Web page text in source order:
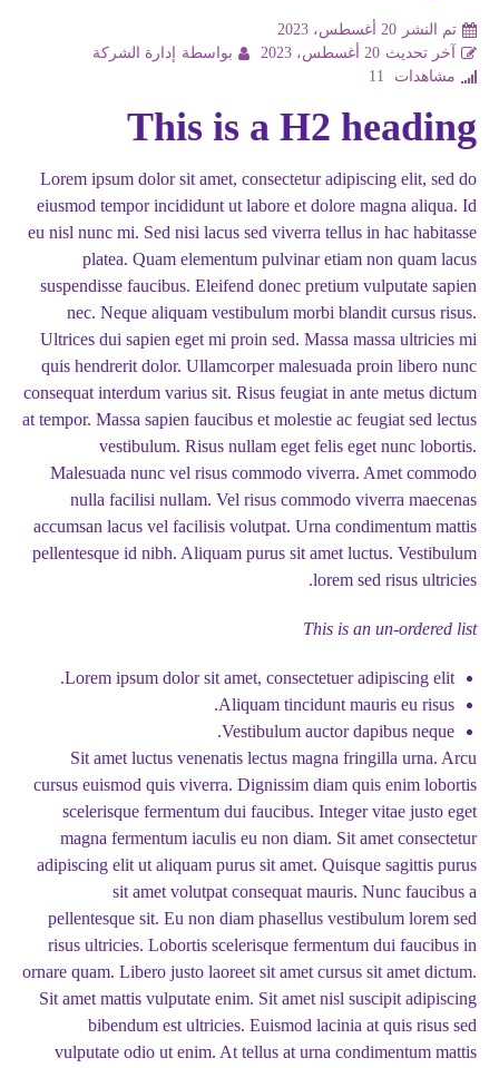
تم النشر 20 أغسطس، 2023
آخر تحديث 20 أغسطس، 2023 بواسطة
إدارة الشركة
مشاهدات
11
This is a H2 heading
Lorem ipsum dolor sit amet, consectetur adipiscing elit, sed do
eiusmod tempor incididunt ut labore et dolore magna aliqua. Id
eu nisl nunc mi. Sed nisi lacus sed viverra tellus in hac habitasse
platea. Quam elementum pulvinar etiam non quam lacus
suspendisse faucibus. Eleifend donec pretium vulputate sapien
nec. Neque aliquam vestibulum morbi blandit cursus risus.
Ultrices dui sapien eget mi proin sed. Massa massa ultricies mi
quis hendrerit dolor. Ullamcorper malesuada proin libero nunc
consequat interdum varius sit. Risus feugiat in ante metus dictum
at tempor. Massa sapien faucibus et molestie ac feugiat sed lectus
vestibulum. Risus nullam eget felis eget nunc lobortis.
Malesuada nunc vel risus commodo viverra. Amet commodo
nulla facilisi nullam. Vel risus commodo viverra maecenas
accumsan lacus vel facilisis volutpat. Urna condimentum mattis
pellentesque id nibh. Aliquam purus sit amet luctus. Vestibulum
lorem sed risus ultricies.
This is an un-ordered list
Lorem ipsum dolor sit amet, consectetuer adipiscing elit.
Aliquam tincidunt mauris eu risus.
Vestibulum auctor dapibus neque.
Sit amet luctus venenatis lectus magna fringilla urna. Arcu
cursus euismod quis viverra. Dignissim diam quis enim lobortis
scelerisque fermentum dui faucibus. Integer vitae justo eget
magna fermentum iaculis eu non diam. Sit amet consectetur
adipiscing elit ut aliquam purus sit amet. Quisque sagittis purus
sit amet volutpat consequat mauris. Nunc faucibus a
pellentesque sit. Eu non diam phasellus vestibulum lorem sed
risus ultricies. Lobortis scelerisque fermentum dui faucibus in
ornare quam. Libero justo laoreet sit amet cursus sit amet dictum.
Sit amet mattis vulputate enim. Sit amet nisl suscipit adipiscing
bibendum est ultricies. Euismod lacinia at quis risus sed
vulputate odio ut enim. At tellus at urna condimentum mattis